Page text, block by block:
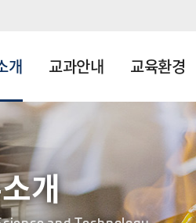
개 교과안내 교육환경
개